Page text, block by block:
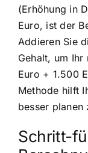
(Erhöhung in
Euro, ist der
Addieren Sie
Gehalt, um
Euro + 1.500
Methode hilft
besser planen
Schritt-